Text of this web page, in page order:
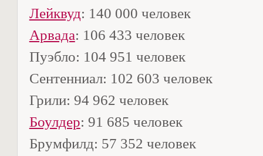
Лейквуд: 140 000 человек
Арвада: 106 433 человек
Пуэбло: 104 951 человек
Сентенниал: 102 603 человек
Грили: 94 962 человек
Боулдер: 91 685 человек
Брумфилд: 57 352 человек